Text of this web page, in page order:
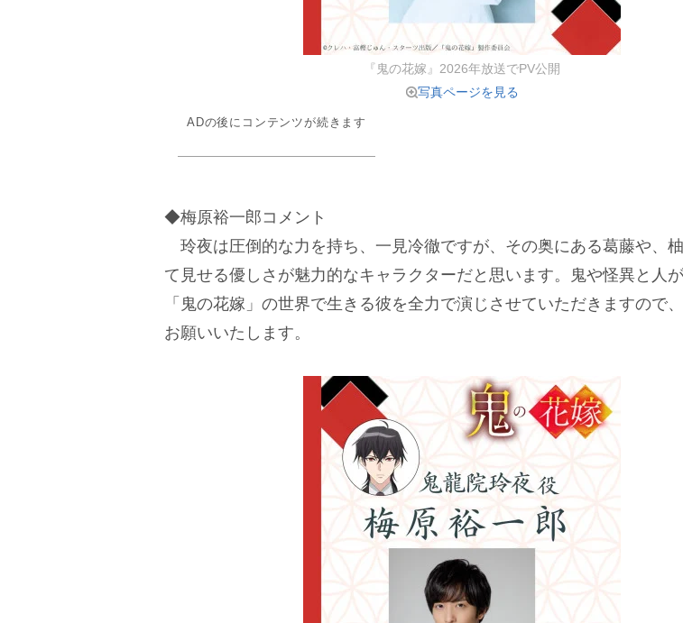
『鬼の花嫁』2026年放送でPV公開
写真ページを見る
ADの後にコンテンツが続きます
◆梅原裕一郎コメント
玲夜は圧倒的な力を持ち、一見冷徹ですが、その奥にある葛藤や、
て見せる優しさが魅力的なキャラクターだと思います。鬼や怪異と人
「鬼の花嫁」の世界で生きる彼を全力で演じさせていただきますので
お願いいたします。